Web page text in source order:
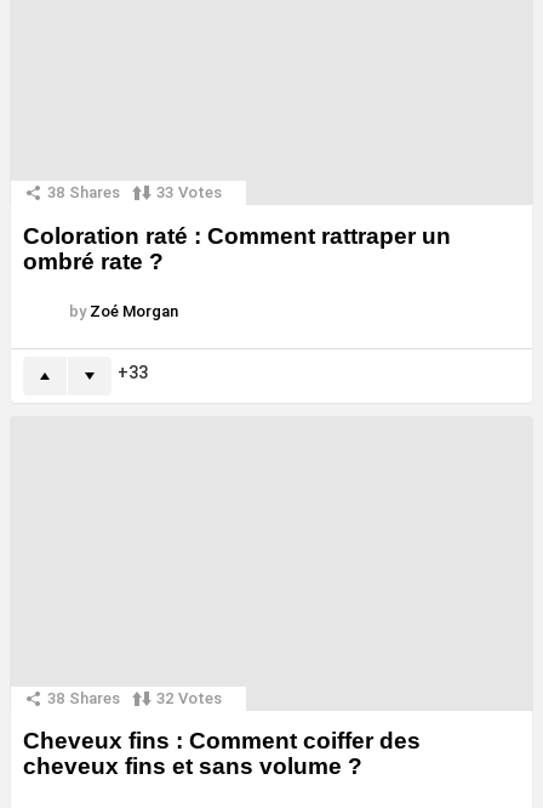
38 Shares 33 Votes
Coloration raté : Comment rattraper un
ombré rate ?
by Zoé Morgan
33
38 Shares 32 Votes
Cheveux fins : Comment coiffer des
cheveux fins et sans volume ?